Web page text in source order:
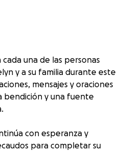
una de las personas
y a su familia durante este
mensajes y oraciones
bendición y una fuente
con esperanza y
para completar su